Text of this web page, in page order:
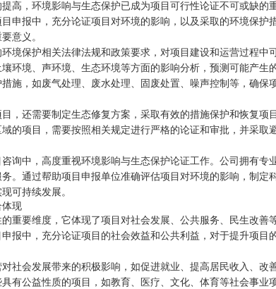
高，环境影响与生态保护已成为项目可行性论证不可或缺的
申报中，充分论证项目对环境的影响，以及采取的环境保护
意义。
境保护相关法律法规和政策要求，对项目建设和运营过程中
环境、声环境、生态环境等方面的影响分析，预测可能产生
施，如废气处理、废水处理、固废处置、噪声控制等，确保
，还需要制定生态修复方案，采取有效的措施保护和恢复项
的项目，需要按照相关规定进行严格的论证和审批，并采取
询中，高度重视环境影响与生态保护论证工作。公司拥有专
。通过帮助项目申报单位准确评估项目对环境的影响，制定
可持续发展。
体现
重要维度，它体现了项目对社会发展、公共服务、民生改善
报中，充分论证项目的社会效益和公共利益，对于提升项目
社会发展带来的积极影响，如促进就业、提高居民收入、改
有公益性质的项目，如教育、医疗、文化、体育等社会事业